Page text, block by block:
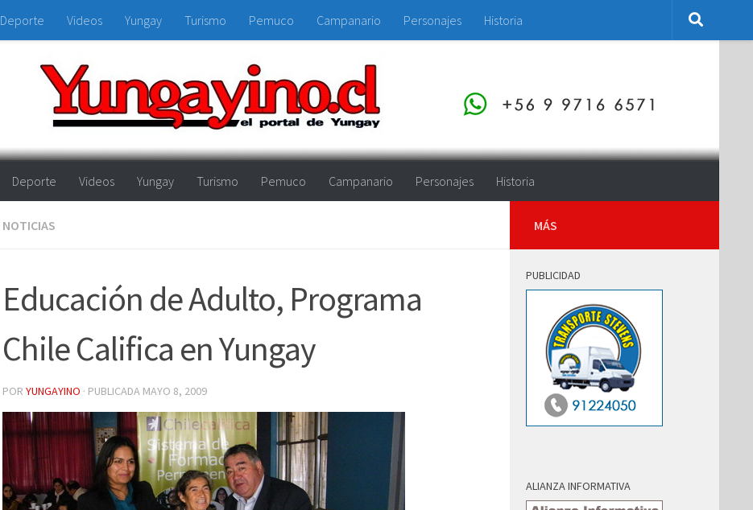
Deporte Videos Yungay Turismo Pemuco Campanario Personajes Historia
Deporte Videos Yungay Turismo Pemuco Campanario Personajes Historia
NOTICIAS
Educación de Adulto, Programa
Chile Califica en Yungay
POR YUNGAYINO · PUBLICADA MAYO 8, 2009
MÁS
PUBLICIDAD
ALIANZA INFORMATIVA